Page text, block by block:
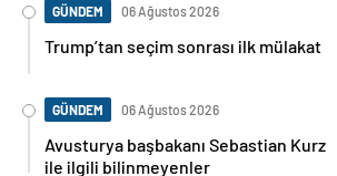
GÜNDEM 06 Ağustos 2026
Trump’tan seçim sonrası ilk mülakat
GÜNDEM 06 Ağustos 2026
Avusturya başbakanı Sebastian Kurz
ile ilgili bilinmeyenler